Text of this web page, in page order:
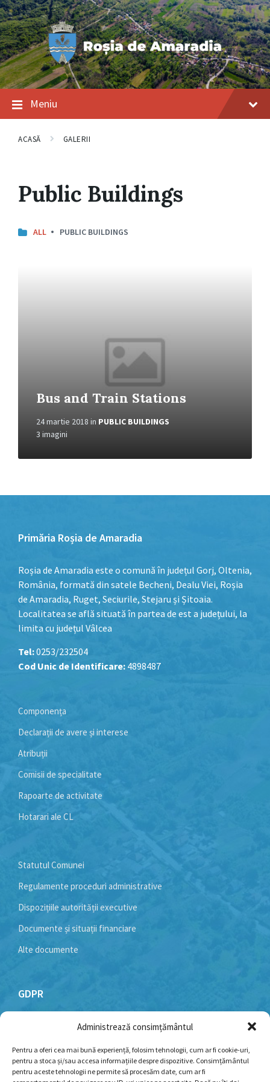
Administrează consimțământul
Pentru a oferi cea mai bună experiență, folosim tehnologii, cum ar fi cookie-uri,
pentru a stoca și/sau accesa informațiile despre dispozitive. Consimțământul
pentru aceste tehnologii ne permite să procesăm date, cum ar fi
Salt
la
conținut
Salt
la
navigarea
principală
Salt
la
subsol
Meniu
ACASĂ GALERII
Public Buildings
ALL PUBLIC BUILDINGS
Bus and Train Stations
24 martie 2018 in PUBLIC BUILDINGS
3 imagini
Primăria Roșia de Amaradia
Roșia de Amaradia este o comună în județul Gorj, Oltenia,
România, formată din satele Becheni, Dealu Viei, Roșia
de Amaradia, Ruget, Seciurile, Stejaru și Șitoaia.
Localitatea se află situată în partea de est a județului, la
limita cu județul Vâlcea
Tel:0253/232504
Cod Unic de Identificare: 4898487
Componența
Declarații de avere și interese
Atribuții
Comisii de specialitate
Rapoarte de activitate
Hotarari ale CL
Statutul Comunei
Regulamente proceduri administrative
Dispozițiile autorității executive
Documente și situații financiare
Alte documente
GDPR
Politică cookie-uri
Politica de confidențialitate
Termeni și condiții